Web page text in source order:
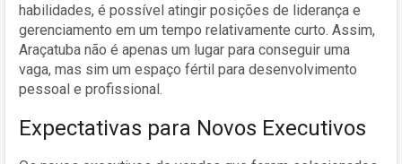
habilidades, é possível atingir posições de liderança e
gerenciamento em um tempo relativamente curto. Assim,
Araçatuba não é apenas um lugar para conseguir uma
vaga, mas sim um espaço fértil para desenvolvimento
pessoal e profissional.
Expectativas para Novos Executivos